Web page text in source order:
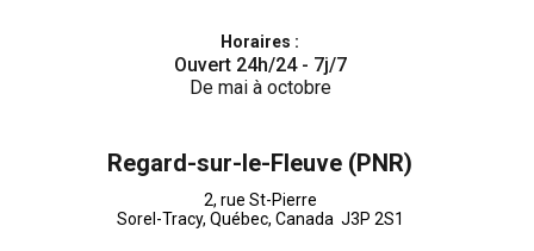
Horaires :
Ouvert 24h/24 - 7j/7
De mai à octobre
Regard-sur-le-Fleuve (PNR)
2, rue St-Pierre
Sorel-Tracy, Québec, Canada J3P 2S1